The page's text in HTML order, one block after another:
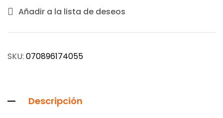
Añadir a la lista de deseos
SKU: 070896174055
Descripción